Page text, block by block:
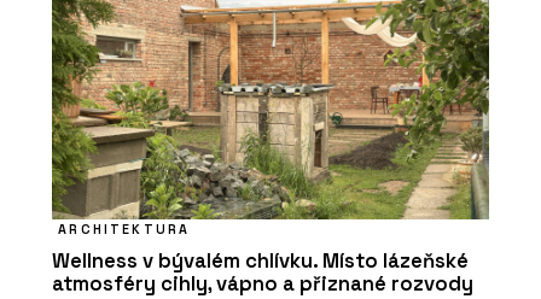
ARCHITEKTURA
Wellness v bývalém chlívku. Místo lázeňské
atmosféry cihly, vápno a přiznané rozvody